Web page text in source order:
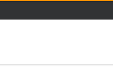
주메뉴 바로가기
본문 바로가기